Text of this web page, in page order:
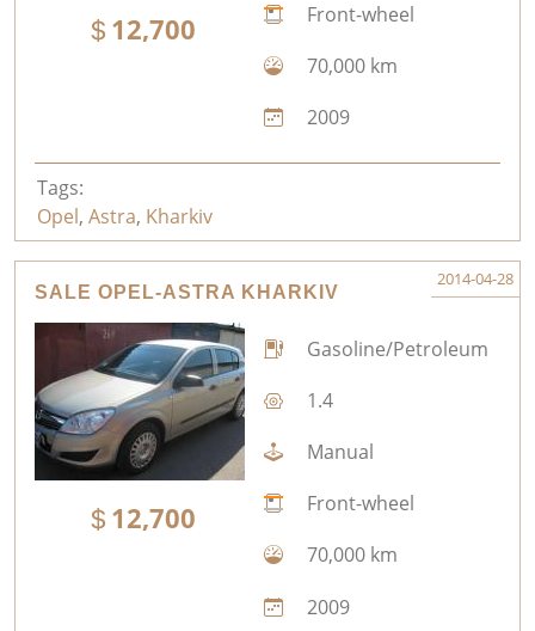
12,700
Front-wheel
70,000 km
2009
Tags:
Opel, Astra, Kharkiv
SALE OPEL-ASTRA KHARKIV
2014-04-28
12,700
Gasoline/Petroleum
1.4
Manual
Front-wheel
70,000 km
2009